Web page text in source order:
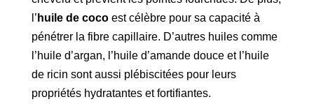
l’ huile de cocoest célèbre pour sa capacité à
pénétrer la fibre capillaire. D’autres huiles comme
l’huile d’argan, l’huile d’amande douce et l’huile
de ricin sont aussi plébiscitées pour leurs
propriétés hydratantes et fortifiantes.